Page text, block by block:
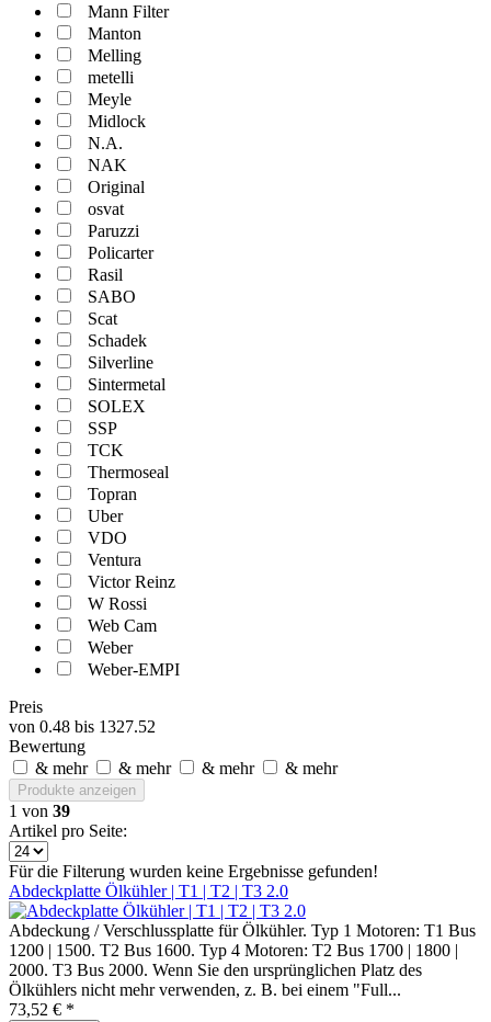
Mann Filter
Manton
Melling
metelli
Meyle
Midlock
N.A.
NAK
Original
osvat
Paruzzi
Policarter
Rasil
SABO
Scat
Schadek
Silverline
Sintermetal
SOLEX
SSP
TCK
Thermoseal
Topran
Uber
VDO
Ventura
Victor Reinz
W Rossi
Web Cam
Weber
Weber-EMPI
Preis
von 0.48 bis 1327.52
Bewertung
& mehr
& mehr & mehr & mehr
Produkte anzeigen
1 von 39
Artikel pro Seite:
Für die Filterung wurden keine Ergebnisse gefunden!
Abdeckplatte Ölkühler | T1 | T2 | T3 2.0
Abdeckung / Verschlussplatte für Ölkühler. Typ 1 Motoren: T1 Bus
1200 | 1500. T2 Bus 1600. Typ 4 Motoren: T2 Bus 1700 | 1800 |
2000. T3 Bus 2000. Wenn Sie den ursprünglichen Platz des
Ölkühlers nicht mehr verwenden, z. B. bei einem "Full...
73,52 € *